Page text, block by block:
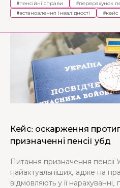
#пенсійні справи #перерахунок
#встановлення інвалідності #кейс
Кейс: оскарження
призначенні пенсії убд
Питання призначення
найактуальніших, адже на
відмовляють у її